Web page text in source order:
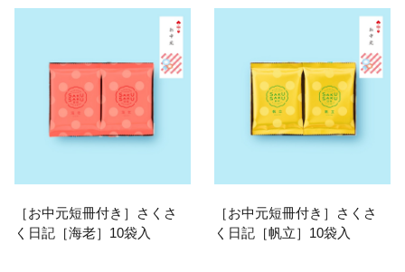
［お中元短冊付き］さくさ
く日記［海老］10袋入
［お中元短冊付き］さくさ
く日記［帆立］10袋入